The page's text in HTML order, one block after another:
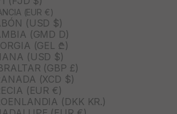
(EUR €)
(USD $)
(GMD D)
(GEL ₾)
(USD $)
(GBP £)
(XCD $)
(EUR €)
(DKK KR.)